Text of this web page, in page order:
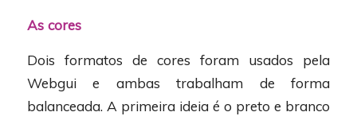
As cores
Dois formatos de cores foram usados pela
Webgui e ambas trabalham de forma
balanceada. A primeira ideia é o preto e branco